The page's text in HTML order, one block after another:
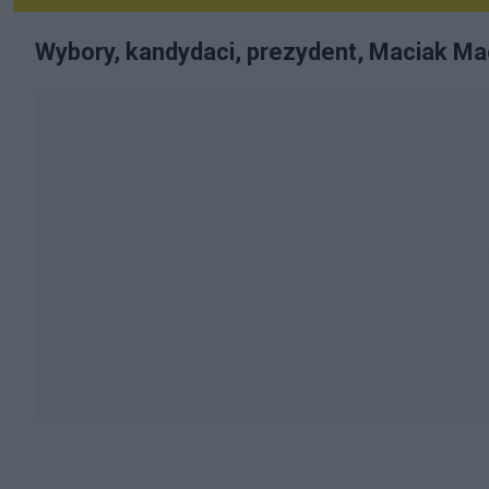
Wybory, kandydaci, prezydent, Maciak